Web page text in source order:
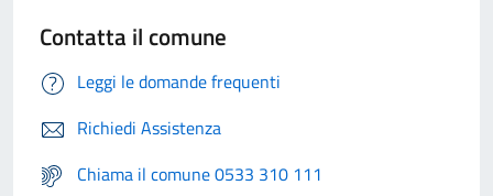
Contatta il comune
Leggi le domande frequenti
Richiedi Assistenza
Chiama il comune 0533 310 111